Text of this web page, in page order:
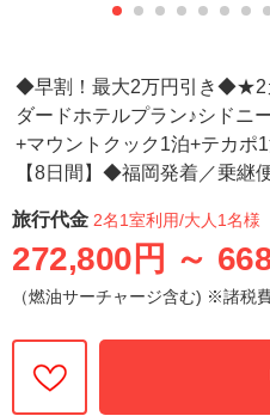
◆早割！最大2万円引き◆★2
ダードホテルプラン♪シドニ
+マウントクック1泊+テカポ
【8日間】◆福岡発着／乗継
旅行代金 2名1室利用/大人1名様
272,800円 ～
（燃油サーチャージ含む) ※諸税